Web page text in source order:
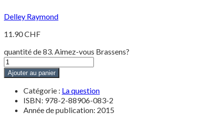
Delley Raymond
11.90CHF
quantité de 83. Aimez-vous Brassens?
Ajouter au panier
Catégorie : La question
ISBN: 978-2-88906-083-2
Année de publication: 2015